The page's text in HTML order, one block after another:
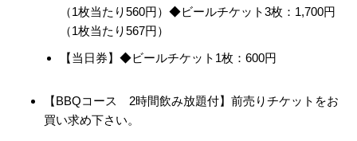
（1枚当たり560円）◆ビールチケット3枚：1,700円
（1枚当たり567円）
【当日券】◆ビールチケット1枚：600円
【BBQコース 2時間飲み放題付】前売りチケットをお
買い求め下さい。